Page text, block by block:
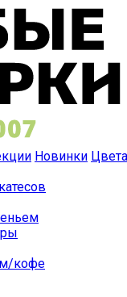
Новинки Цвета
кофе